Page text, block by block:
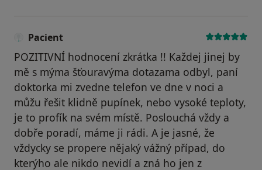
Pacient
POZITIVNÍ hodnocení zkrátka !! Každej jinej by
mě s mýma šťouravýma dotazama odbyl, paní
doktorka mi zvedne telefon ve dne v noci a
můžu řešit klidně pupínek, nebo vysoké teploty,
je to profík na svém místě. Poslouchá vždy a
dobře poradí, máme ji rádi. A je jasné, že
vždycky se propere nějaký vážný případ, do
kterýho ale nikdo nevidí a zná ho jen z